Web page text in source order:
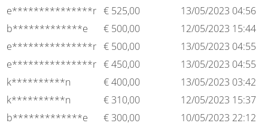
e***************r € 525,00
13/05/2023 04:56
b*************e
€ 500,00
12/05/2023 15:44
e***************r € 500,00
13/05/2023 04:55
e***************r €450,00
13/05/2023 04:55
k**********n
€400,00
13/05/2023 03:42
k**********n
€ 310,00
12/05/2023 15:37
b*************e
€ 300,00 10/05/2023 22:12